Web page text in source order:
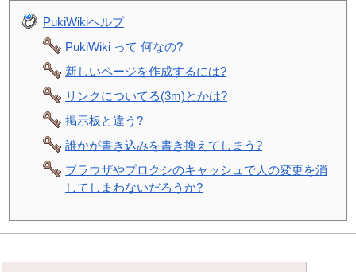
PukiWikiヘルプ
PukiWiki って 何なの?
新しいページを作成するには?
リンクについてる(3m)とかは?
掲示板と違う?
誰かが書き込みを書き換えてしまう?
ブラウザやプロクシのキャッシュで人の変更を消
してしまわないだろうか?